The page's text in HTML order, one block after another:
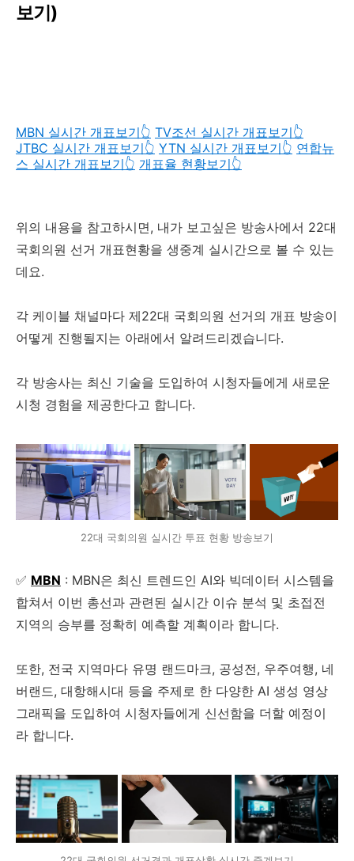
보기)
MBN 실시간 개표보기👆️ TV조선 실시간 개표보기👆️
JTBC 실시간 개표보기👆️ YTN 실시간 개표보기👆️ 연합뉴
스 실시간 개표보기👆️ 개표율 현황보기👆️
위의 내용을 참고하시면, 내가 보고싶은 방송사에서 22대
국회의원 선거 개표현황을 생중계 실시간으로 볼 수 있는
데요.
각 케이블 채널마다 제22대 국회의원 선거의 개표 방송이
어떻게 진행될지는 아래에서 알려드리겠습니다.
각 방송사는 최신 기술을 도입하여 시청자들에게 새로운
시청 경험을 제공한다고 합니다.
22대 국회의원 실시간 투표 현황 방송보기
✅ MBN : MBN은 최신 트렌드인 AI와 빅데이터 시스템을
합쳐서 이번 총선과 관련된 실시간 이슈 분석 및 초접전
지역의 승부를 정확히 예측할 계획이라 합니다.
또한, 전국 지역마다 유명 랜드마크, 공성전, 우주여행, 네
버랜드, 대항해시대 등을 주제로 한 다양한 AI 생성 영상
그래픽을 도입하여 시청자들에게 신선함을 더할 예정이
라 합니다.